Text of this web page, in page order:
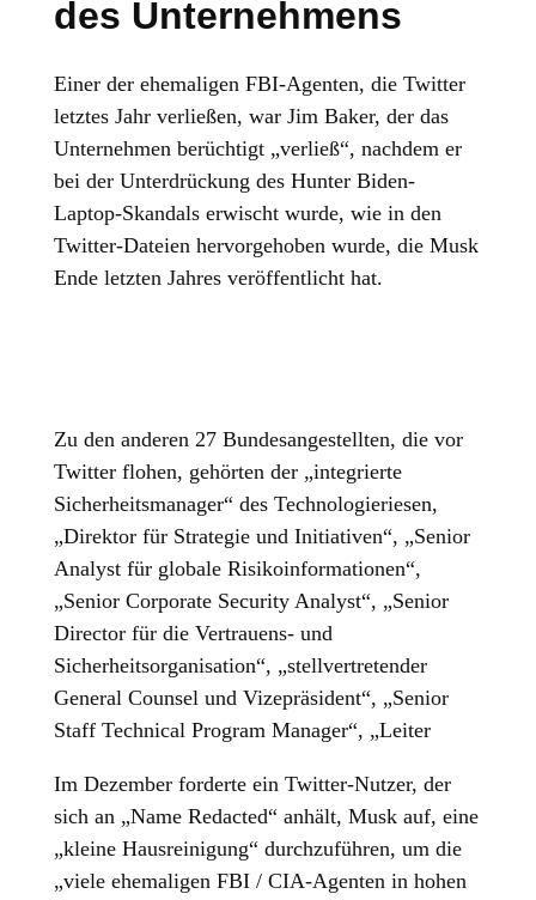
des Unternehmens
Einer der ehemaligen FBI-Agenten, die Twitter
letztes Jahr verließen, war Jim Baker, der das
Unternehmen berüchtigt „verließ“, nachdem er
bei der Unterdrückung des Hunter Biden-
Laptop-Skandals erwischt wurde, wie in den
Twitter-Dateien hervorgehoben wurde, die Musk
Ende letzten Jahres veröffentlicht hat.
Zu den anderen 27 Bundesangestellten, die vor
Twitter flohen, gehörten der „integrierte
Sicherheitsmanager“ des Technologieriesen,
„Direktor für Strategie und Initiativen“, „Senior
Analyst für globale Risikoinformationen“,
„Senior Corporate Security Analyst“, „Senior
Director für die Vertrauens- und
Sicherheitsorganisation“, „stellvertretender
General Counsel und Vizepräsident“, „Senior
Staff Technical Program Manager“, „Leiter
Im Dezember forderte ein Twitter-Nutzer, der
sich an „Name Redacted“ anhält, Musk auf, eine
„kleine Hausreinigung“ durchzuführen, um die
„viele ehemaligen FBI / CIA-Agenten in hohen